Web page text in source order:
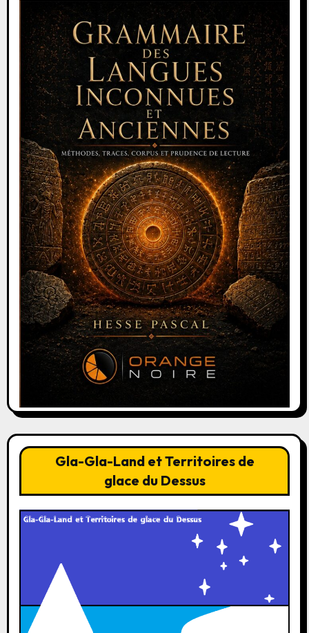
Gla-Gla-Land et Territoires de
glace du Dessus